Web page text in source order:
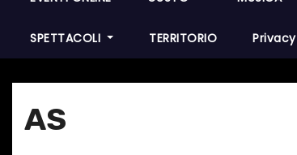
SPETTACOLI TERRITORIO Privacy
AS